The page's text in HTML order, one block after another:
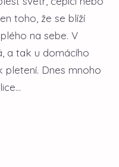
toho, že se blíží
na sebe. V
a tak u domácího
Dnes mnoho